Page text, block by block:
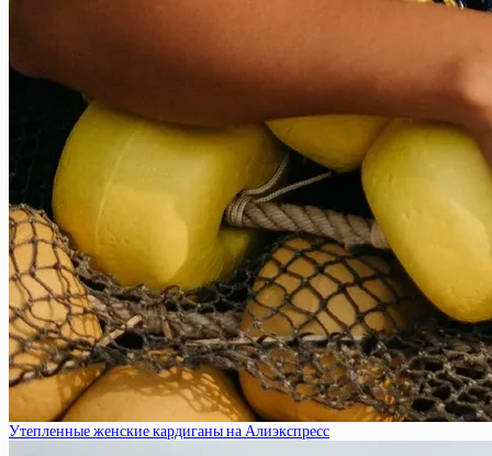
Утепленные женские кардиганы на Алиэкспресс